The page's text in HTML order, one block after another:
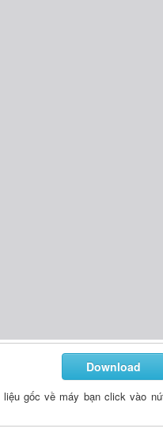
Download
gốc về máy bạn click vào